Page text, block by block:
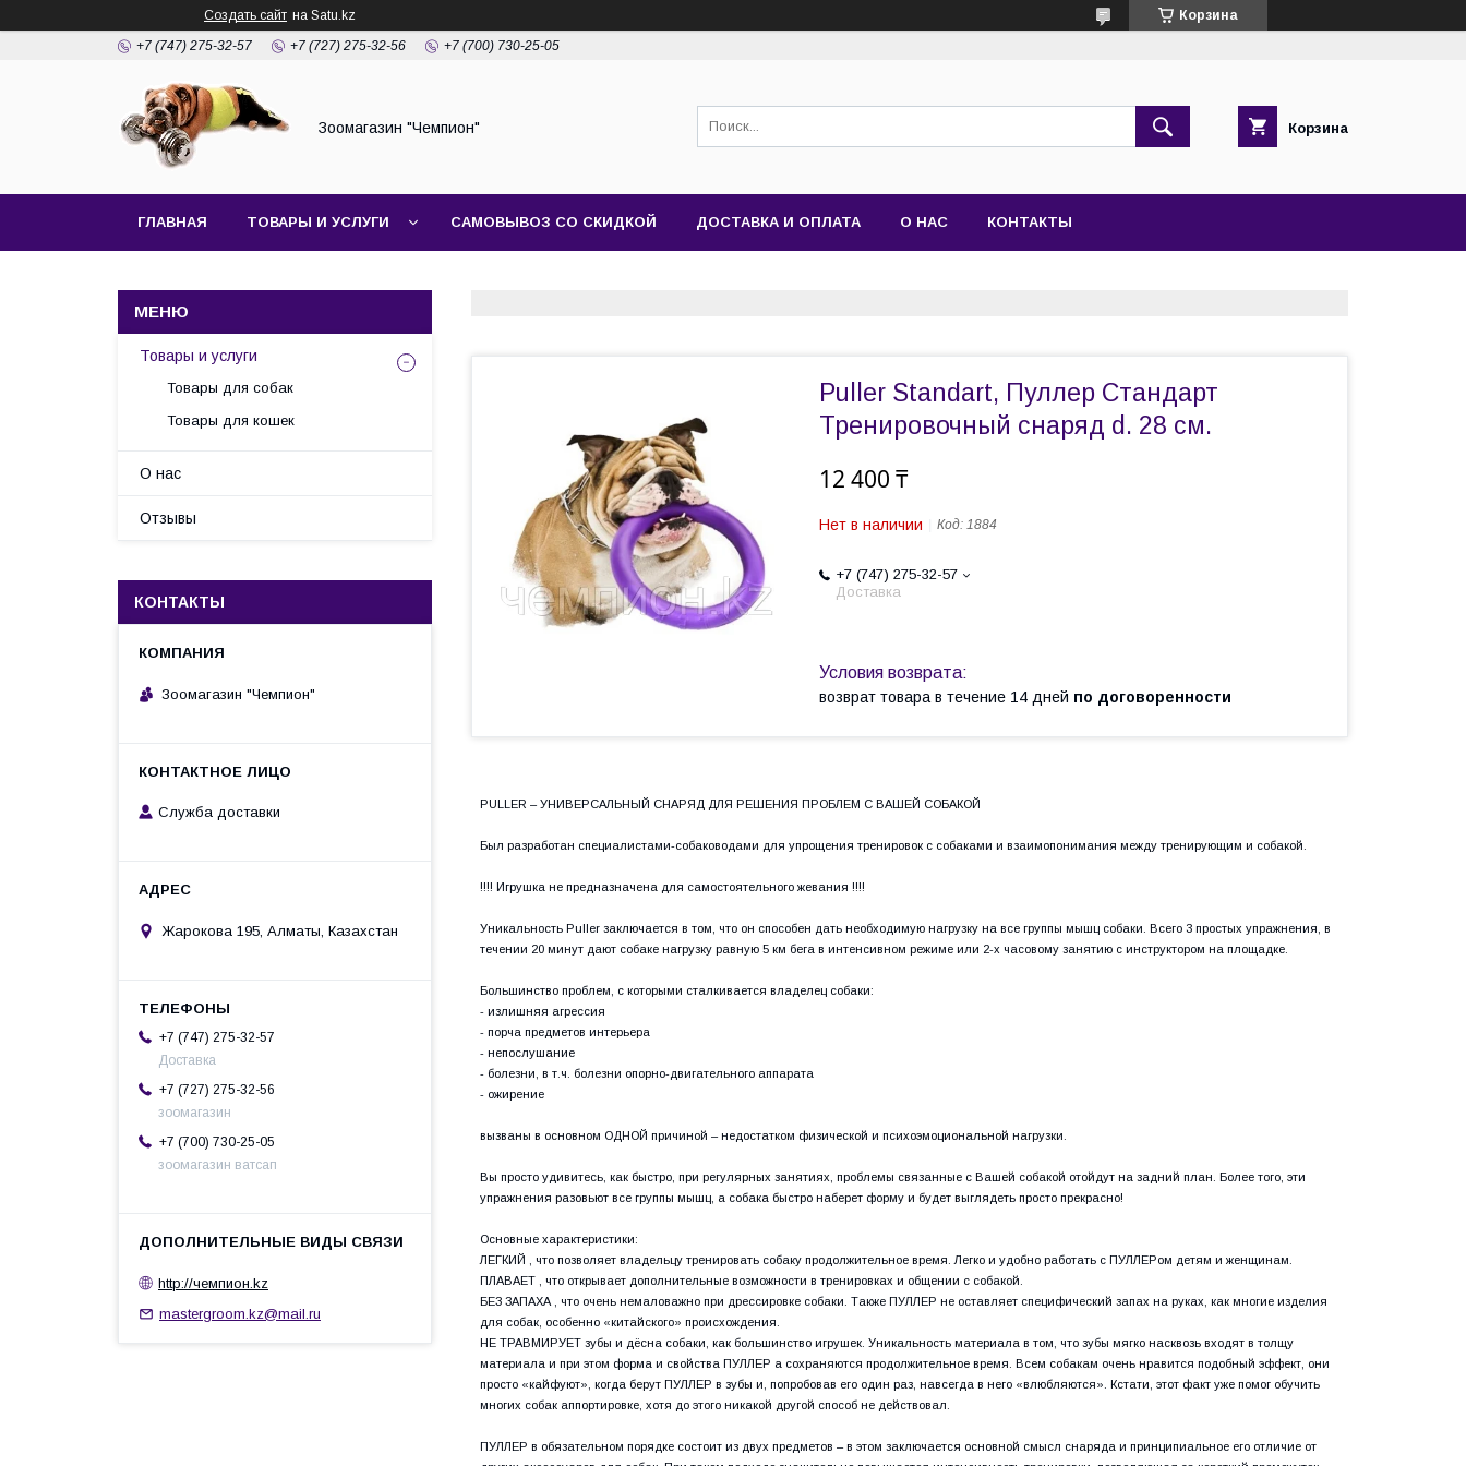
Создать сайт на Satu.kz Корзина
+7 (747) 275-32-57 +7 (727) 275-32-56 +7 (700) 730-25-05
Зоомагазин "Чемпион" Корзина
ГЛАВНАЯ ТОВАРЫ И УСЛУГИ САМОВЫВОЗ СО СКИДКОЙ ДОСТАВКА И ОПЛАТА О НАС КОНТАКТЫ
Puller Standart, Пуллер Стандарт
Тренировочный снаряд d. 28 см.
12 400 ₸
Нет в наличии Код: 1884
+7 (747) 275-32-57
Доставка
возврат товара в течение 14 дней по договоренности
PULLER – УНИВЕРСАЛЬНЫЙ СНАРЯД ДЛЯ РЕШЕНИЯ ПРОБЛЕМ С ВАШЕЙ СОБАКОЙ
Был разработан специалистами-собаководами для упрощения тренировок с собаками и взаимопонимания между тренирующим и собакой.
!!!! Игрушка не предназначена для самостоятельного жевания !!!!
Уникальность Puller заключается в том, что он способен дать необходимую нагрузку на все группы мышц собаки. Всего 3 простых упражнения, в
течении 20 минут дают собаке нагрузку равную 5 км бега в интенсивном режиме или 2-х часовому занятию с инструктором на площадке.
Большинство проблем, с которыми сталкивается владелец собаки:
- излишняя агрессия
- порча предметов интерьера
- непослушание
- болезни, в т.ч. болезни опорно-двигательного аппарата
- ожирение
вызваны в основном ОДНОЙ причиной – недостатком физической и психоэмоциональной нагрузки.
Вы просто удивитесь, как быстро, при регулярных занятиях, проблемы связанные с Вашей собакой отойдут на задний план. Более того, эти
упражнения разовьют все группы мышц, а собака быстро наберет форму и будет выглядеть просто прекрасно!
Основные характеристики:
ЛЕГКИЙ , что позволяет владельцу тренировать собаку продолжительное время. Легко и удобно работать с ПУЛЛЕРом детям и женщинам.
ПЛАВАЕТ , что открывает дополнительные возможности в тренировках и общении с собакой.
БЕЗ ЗАПАХА , что очень немаловажно при дрессировке собаки. Также ПУЛЛЕР не оставляет специфический запах на руках, как многие изделия
для собак, особенно «китайского» происхождения.
НЕ ТРАВМИРУЕТ зубы и дёсна собаки, как большинство игрушек. Уникальность материала в том, что зубы мягко насквозь входят в толщу
материала и при этом форма и свойства ПУЛЛЕР а сохраняются продолжительное время. Всем собакам очень нравится подобный эффект, они
просто «кайфуют», когда берут ПУЛЛЕР в зубы и, попробовав его один раз, навсегда в него «влюбляются». Кстати, этот факт уже помог обучить
многих собак аппортировке, хотя до этого никакой другой способ не действовал.
ПУЛЛЕР в обязательном порядке состоит из двух предметов – в этом заключается основной смысл снаряда и принципиальное его отличие от
Товары и услуги
Товары для собак
Товары для кошек
О нас
Отзывы
КОНТАКТЫ
Зоомагазин "Чемпион"
Служба доставки
Жарокова 195, Алматы, Казахстан
+7 (747) 275-32-57
Доставка
+7 (727) 275-32-56
зоомагазин
+7 (700) 730-25-05
зоомагазин ватсап
http://чемпион.kz
mastergroom.kz@mail.ru